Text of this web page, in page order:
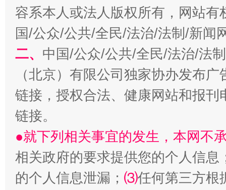
容系本人或法人版权所有，网站
国/公众/公共/全民/法治/法制/新闻
二、 中国/公众/公共/全民/法治/法
（北京）有限公司独家协办发布
链接，授权合法、健康网站和报
链接。
●就下列相关事宜的发生，本网不
相关政府的要求提供您的个人信息
的个人信息泄漏； ⑶任何第三方根